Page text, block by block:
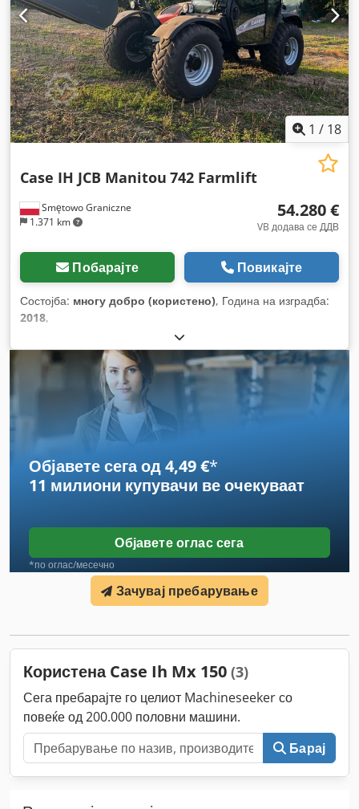
1 / 18
Smętowo Graniczne
1.371 km
Case IH JCB Manitou 742 Farmlift
54.280 €
VB додава се ДДВ
Побарајте Повикајте
Состојба: многу добро (користено), Година на изградба:
2018,
Објавете сега од 4,49 €*
11 милиони купувачи ве очекуваат
Објавете оглас сега
*по оглас/месечно
Зачувај пребарување
Користена Case Ih Mx 150 (3)
Сега пребарајте го целиот Machineseeker со
повеќе од 200.000 половни машини.
Барај